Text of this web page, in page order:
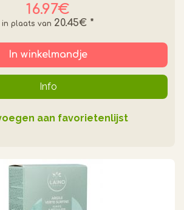
16.97€
20.45€ *
In winkelmandje
Info
aan favorietenlijst